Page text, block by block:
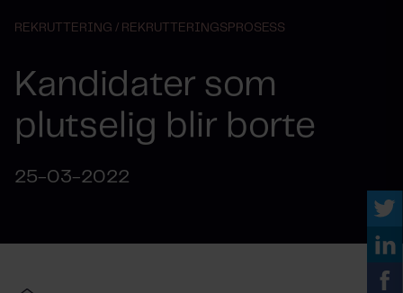
REKRUTTERING / REKRUTTERINGSPROSESS
Kandidater som
plutselig blir borte
25-03-2022